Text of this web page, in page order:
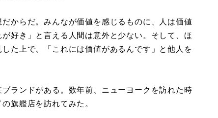
からだ。みんなが価値を感じるものに、人は価値
好き」と言える人間は意外と少ない。そして、ほ
た上で、「これには価値があるんです」と他人を
ランドがある。数年前、ニューヨークを訪れた時
旗艦店を訪れてみた。